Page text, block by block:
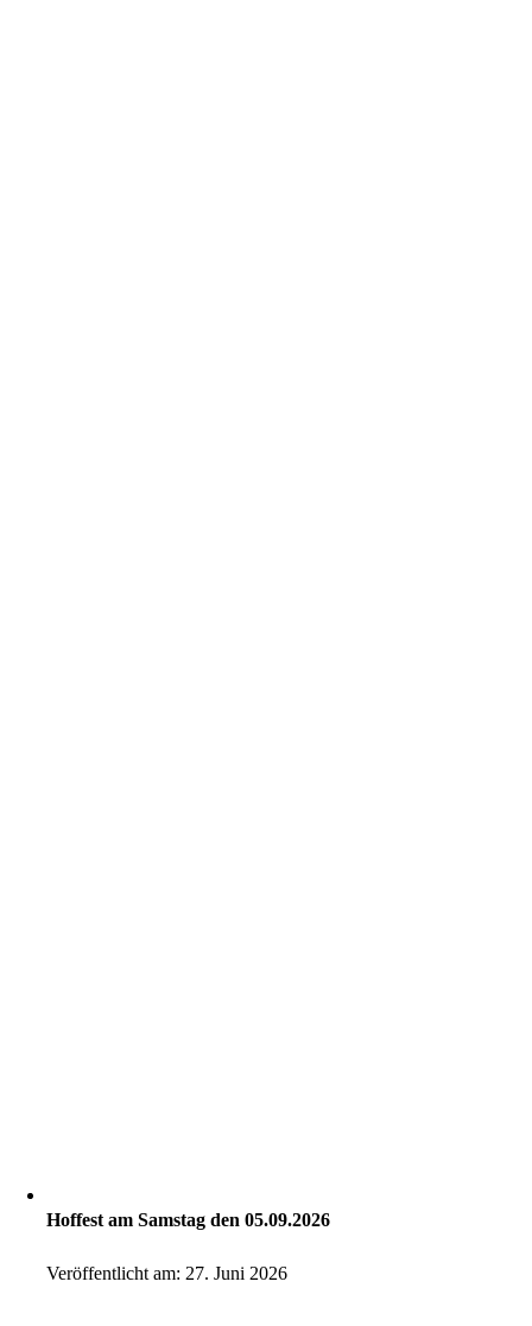
Hoffest am Samstag den 05.09.2026
Veröffentlicht am: 27. Juni 2026